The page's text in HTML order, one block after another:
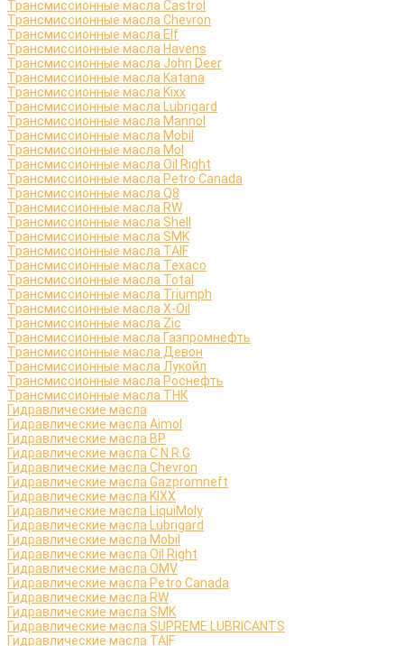
Трансмиссионные масла Castrol
Трансмиссионные масла Chevron
Трансмиссионные масла Elf
Трансмиссионные масла Havens
Трансмиссионные масла John Deer
Трансмиссионные масла Katana
Трансмиссионные масла Kixx
Трансмиссионные масла Lubrigard
Трансмиссионные масла Mannol
Трансмиссионные масла Mobil
Трансмиссионные масла Mol
Трансмиссионные масла Oil Right
Трансмиссионные масла Petro Canada
Трансмиссионные масла Q8
Трансмиссионные масла RW
Трансмиссионные масла Shell
Трансмиссионные масла SMK
Трансмиссионные масла TAIF
Трансмиссионные масла Texaco
Трансмиссионные масла Total
Трансмиссионные масла Triumph
Трансмиссионные масла X-Oil
Трансмиссионные масла Zic
Трансмиссионные масла Газпромнефть
Трансмиссионные масла Девон
Трансмиссионные масла Лукойл
Трансмиссионные масла Роснефть
Трансмиссионные масла ТНК
Гидравлические масла
Гидравлические масла Aimol
Гидравлические масла BP
Гидравлические масла C.N.R.G
Гидравлические масла Chevron
Гидравлические масла Gazpromneft
Гидравлические масла KIXX
Гидравлические масла LiquiMoly
Гидравлические масла Lubrigard
Гидравлические масла Mobil
Гидравлические масла Oil Right
Гидравлические масла OMV
Гидравлические масла Petro Canada
Гидравлические масла RW
Гидравлические масла SMK
Гидравлические масла SUPREME LUBRICANTS
Гидравлические масла TAIF